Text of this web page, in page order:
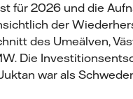
für 2026 und die
der
des Umeälven,
Die
war als